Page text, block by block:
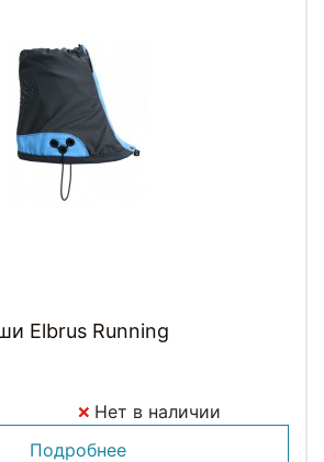
Elbrus Running
Нет в наличии
Подробнее